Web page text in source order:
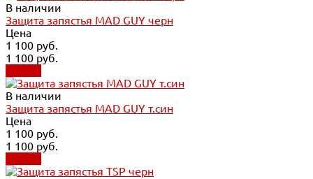
В наличии
Защита запястья MAD GUY черн
Цена
1 100 руб.
1 100 руб.
В наличии
Защита запястья MAD GUY т.син
Цена
1 100 руб.
1 100 руб.